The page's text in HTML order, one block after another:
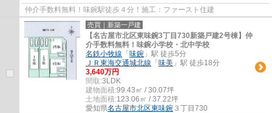
仲介手数料無料！味鋺駅徒歩４分！施工：ファースト住建
売買｜新築一戸建
【名古屋市北区東味鋺3丁目730新築戸建2号棟】仲
介手数料無料！味鋺小学校・北中学校
名鉄小牧線 「 味鋺 」駅 徒歩5分
ＪＲ東海交通城北線 「 味美 」駅 徒歩18分
3,640万円
間取:3LDK
建物面積:99.43㎡ / 30.07坪
土地面積:123.06㎡ / 37.22坪
愛知県名古屋市北区東味鋺 ３丁目730